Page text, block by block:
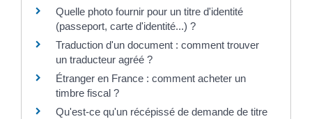
Quelle photo fournir pour un titre d'identité
(passeport, carte d'identité...) ?
Traduction d'un document : comment trouver
un traducteur agréé ?
Étranger en France : comment acheter un
timbre fiscal ?
Qu'est-ce qu'un récépissé de demande de titre